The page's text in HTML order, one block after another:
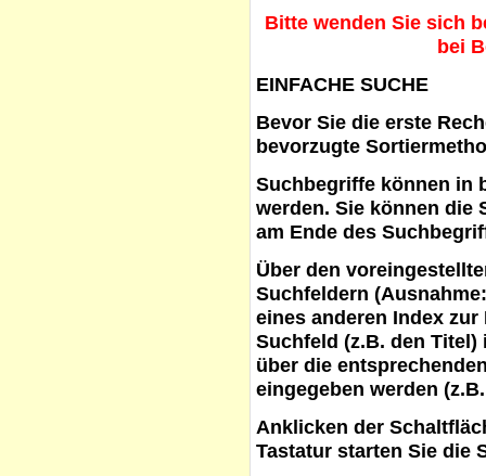
Bitte wenden Sie sich
bei
EINFACHE SUCHE
Bevor Sie die erste
bevorzugte
Suchbegriffe können in
werden. Sie können die
am Ende des
Über den
Suchfeldern
eines anderen Index
Suchfeld (z.B. den
über die
eingegeben werden
Anklicken der
Tastatur starten Sie die